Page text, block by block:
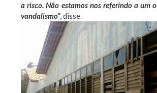
a risco. Não estamos nos referindo a um
vandalismo”, disse.